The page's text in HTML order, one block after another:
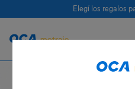
Elegí los regalos